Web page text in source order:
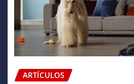
ARTÍCULOS